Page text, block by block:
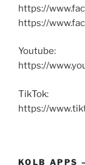
https://
https://
Youtube:
https://
TikTok:
https://
KOLB APPS